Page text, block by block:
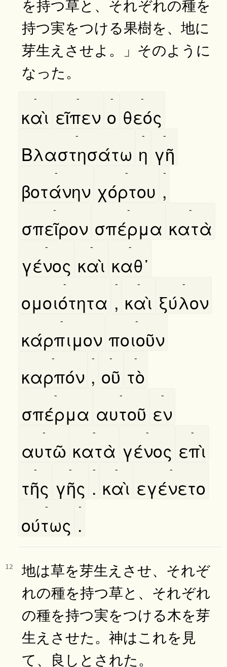
を持つ草と、それぞれの種を
持つ実をつける果樹を、地に
芽生えさせよ。」そのように
なった。
καὶ
-
εῖπεν
-
ο
-
θεός
-
Βλαστησάτω
-
η
-
γῆ
-
βοτάνην
-
χόρτου
-
,
-
σπεῖρον
-
σπέρμα
-
κατὰ
-
γένος
-
καὶ
-
καθ᾿
-
ομοιότητα
-
,
-
καὶ
-
ξύλον
-
κάρπιμον
-
ποιοῦν
-
καρπόν
-
,
-
οῦ
-
τὸ
-
σπέρμα
-
αυτοῦ
-
εν
-
αυτῶ
-
κατὰ
-
γένος
-
επὶ
-
τῆς
-
γῆς
-
.
-
καὶ
-
εγένετο
-
ούτως
-
.
-
12
地は草を芽生えさせ、それぞ
れの種を持つ草と、それぞれ
の種を持つ実をつける木を芽
生えさせた。神はこれを見
て、良しとされた。